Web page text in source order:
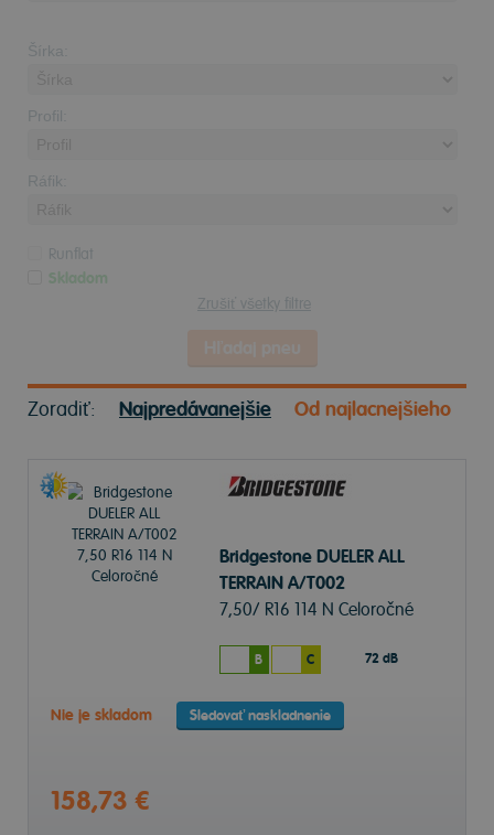
Šírka:
Profil:
Ráfik:
Runflat
Skladom
Zrušiť všetky filtre
Zoradiť: Najpredávanejšie Od najlacnejšieho
Bridgestone DUELER ALL
TERRAIN A/T002
7,50/ R16 114 N Celoročné
B C 72 dB
Nie je skladom Sledovať naskladnenie
158,73 €